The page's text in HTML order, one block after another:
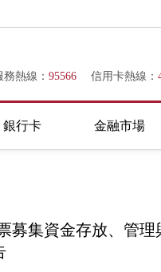
務熱線： 95566 信用卡熱線：
銀行卡 金融市場
募集資金存放、管理